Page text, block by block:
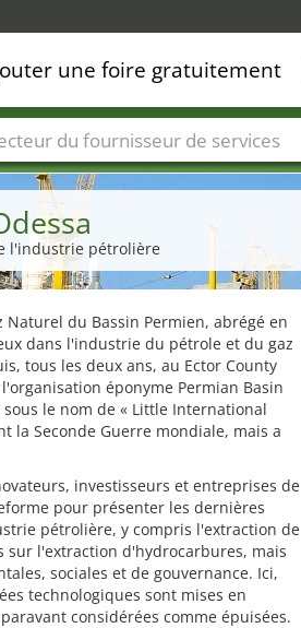
l'industrie pétrolière
du Bassin Permien, abrégé en
dans l'industrie du pétrole et du gaz
tous les deux ans, au Ector County
éponyme Permian Basin
le nom de « Little International
la Seconde Guerre mondiale, mais a
investisseurs et entreprises de
pour présenter les dernières
pétrolière, y compris l'extraction de
sur l'extraction d'hydrocarbures, mais
sociales et de gouvernance. Ici,
technologiques sont mises en
considérées comme épuisées.
une foire gratuitement
Secteurs du fournisseur de services